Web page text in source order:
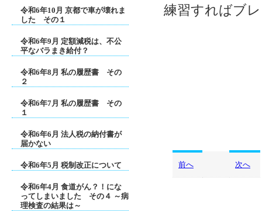
令和6年10月 京都で車が壊れま
した その１
令和6年9月 定額減税は、不公
平なバラまき給付？
令和6年8月 私の履歴書 その
２
令和6年7月 私の履歴書 その
１
令和6年6月 法人税の納付書が
届かない
令和6年5月 税制改正について
令和6年4月 食道がん？！にな
ってしまいました その４ ～病
理検査の結果は～
練習すればブ
前へ 次へ